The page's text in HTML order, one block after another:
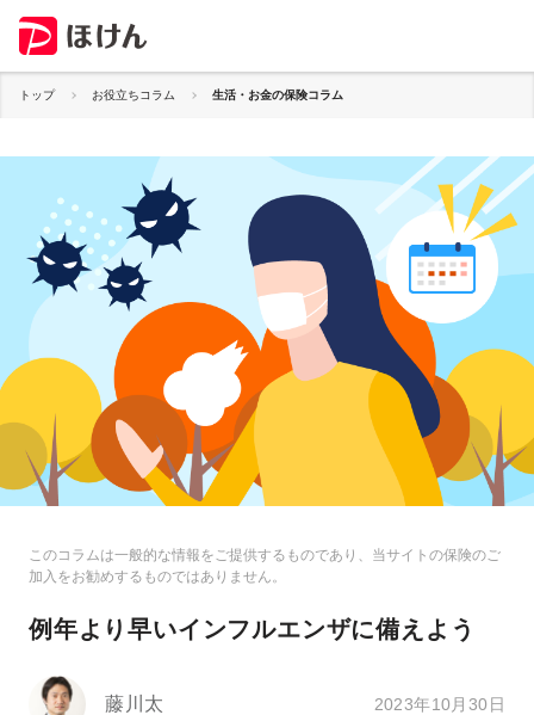
トップ お役立ちコラム 生活・お金の保険コラム
このコラムは一般的な情報をご提供するものであり、当サイトの保険のご
加入をお勧めするものではありません。
例年より早いインフルエンザに備えよう
藤川太 2023年10月30日